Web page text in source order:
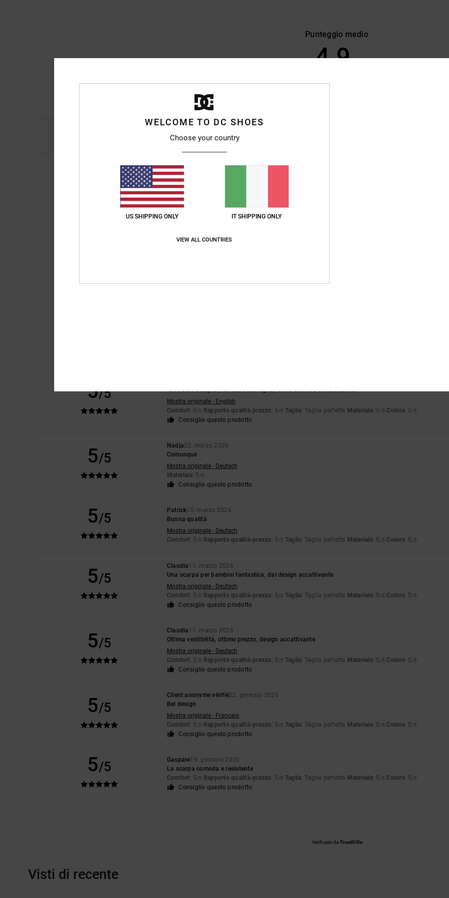
Punteggio medio
4.9
Bruno
Perché sono sempre soddisfatto dei prodotti
Mostra originale - Deutsch
Comfort
Rapporto qualità-prezzo: 5/5
5/5
"Che belle scarpe!", ha detto mio figlio, "sono davvero comodissime"
Mostra originale - English
Comfort: 5/5 Rapporto qualità-prezzo: 5/5 Taglia: Taglia perfetta Materiale: 5 /5 Colore: 5 /5
Consiglio questo prodotto
5/5
Nadja22. marzo 2026
Comunque
Mostra originale - Deutsch
Materiale: 5 /5
Consiglio questo prodotto
5/5
Patrick15. marzo 2026
Buona qualità
Mostra originale - Deutsch
Comfort: 5/5 Rapporto qualità-prezzo: 5/5 Taglia: Taglia perfetta Materiale: 5 /5 Colore: 5 /5
5/5
Claudia11. marzo 2026
Una scarpa per bambini fantastica, dal design accattivante
Mostra originale - Deutsch
Comfort: 5/5 Rapporto qualità-prezzo: 5/5 Taglia: Taglia perfetta Materiale: 5 /5 Colore: 5 /5
Consiglio questo prodotto
5/5
Claudia11. marzo 2026
Ottima vestibilità, ottimo prezzo, design accattivante
Mostra originale - Deutsch
Comfort: 5/5 Rapporto qualità-prezzo: 5/5 Taglia: Taglia perfetta Materiale: 5 /5 Colore: 5 /5
Consiglio questo prodotto
5/5
Client anonyme vérifié22. gennaio 2026
Bel design
Mostra originale - Français
Comfort: 5/5 Rapporto qualità-prezzo: 5/5 Taglia: Taglia perfetta Materiale: 5 /5 Colore: 5 /5
Consiglio questo prodotto
5/5 Gaspare19. gennaio 2026
La scarpa comoda e resistente
Comfort: 5/5 Rapporto qualità-prezzo: 5/5 Taglia: Taglia perfetta Materiale: 5 /5 Colore: 5 /5
Consiglio questo prodotto
Verificato daTrustVille
Visti di recente
WELCOME TO DC SHOES
Choose your country
US SHIPPING ONLY IT SHIPPING ONLY
VIEW ALL COUNTRIES